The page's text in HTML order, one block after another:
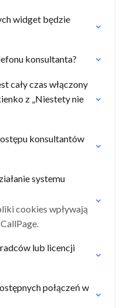
widget będzie
konsultanta?
cały czas włączony
z „Niestety nie
konsultantów
systemu
cookies wpływają
lub licencji
połączeń w